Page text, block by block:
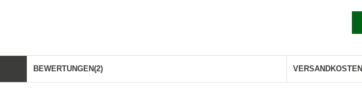
BEWERTUNGEN(2) VERSANDKOSTEN